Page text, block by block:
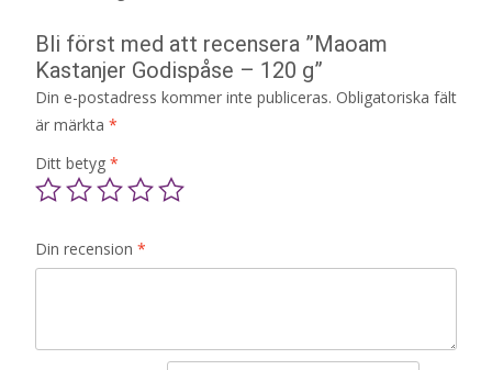
Bli först med att recensera ”Maoam
Kastanjer Godispåse – 120 g”
Din e-postadress kommer inte publiceras. Obligatoriska fält
är märkta *
Ditt betyg *
Din recension *